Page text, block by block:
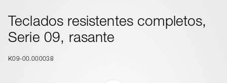
Teclados resistentes completos,
Serie 09, rasante
K09-00.000038